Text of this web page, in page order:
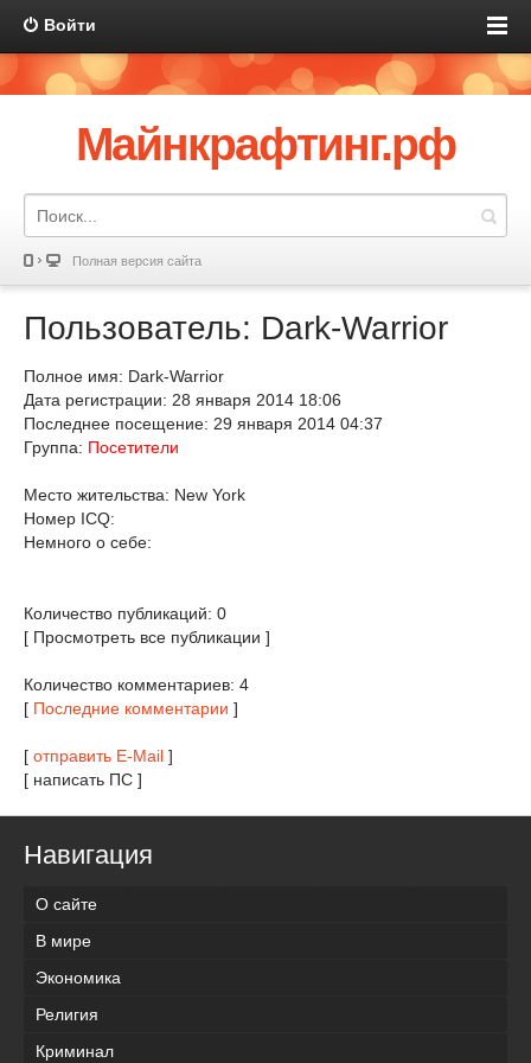
Войти
Майнкрафтинг.рф
Полная версия сайта
Пользователь: Dark-Warrior
Полное имя: Dark-Warrior
Дата регистрации: 28 января 2014 18:06
Последнее посещение: 29 января 2014 04:37
Группа: Посетители
Место жительства: New York
Номер ICQ:
Немного о себе:
Количество публикаций: 0
[ Просмотреть все публикации ]
Количество комментариев: 4
[ Последние комментарии ]
[ отправить E-Mail ]
[ написать ПС ]
Навигация
О сайте
В мире
Экономика
Религия
Криминал